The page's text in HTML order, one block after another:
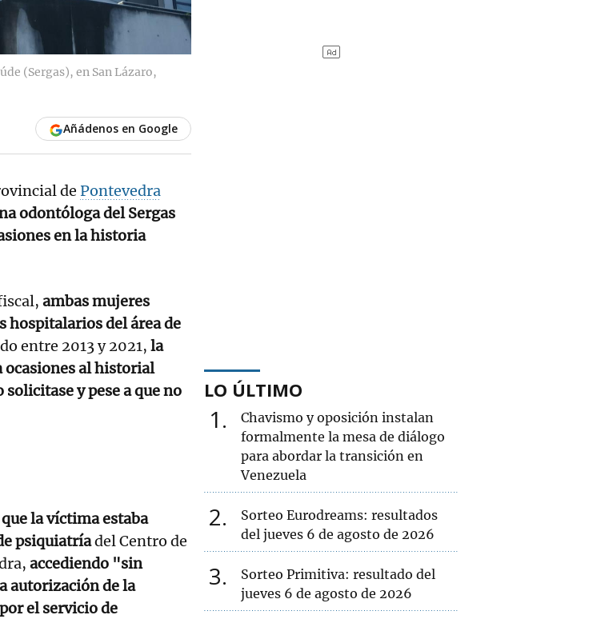
(Sergas), en San Lázaro,
Añádenos en Google
de Pontevedra
odontóloga del Sergas
en la historia
ambas mujeres
hospitalarios del área de
entre 2013 y 2021, la
ocasiones al historial
y pese a que no
la víctima estaba
psiquiatríadel Centro de
accediendo "sin
autorización de la
el servicio de
LO ÚLTIMO
1
Chavismo y oposición instalan
formalmente la mesa de diálogo
para abordar la transición en
Venezuela
2
Sorteo Eurodreams: resultados
del jueves 6 de agosto de 2026
3
Sorteo Primitiva: resultado del
jueves 6 de agosto de 2026